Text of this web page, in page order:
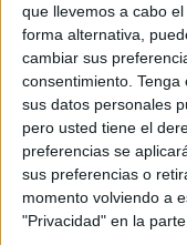
que llevemos a cabo
forma alternativa,
cambiar sus
consentimiento. Tenga
sus datos personales
pero usted tiene el
preferencias se
sus preferencias o
momento volviendo a
"Privacidad" en la